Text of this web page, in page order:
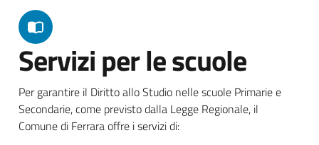
Servizi per le scuole
Per garantire il Diritto allo Studio nelle scuole Primarie e
Secondarie, come previsto dalla Legge Regionale, il
Comune di Ferrara offre i servizi di: